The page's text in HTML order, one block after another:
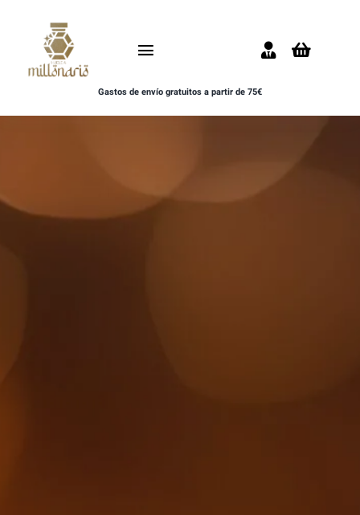
contenido
Toggle
Navigation
Gastos de envío gratuitos a partir de 75€